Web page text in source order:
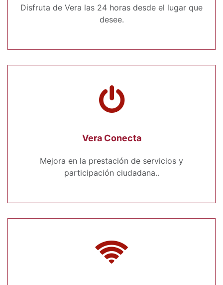
Disfruta de Vera las 24 horas desde el lugar que
desee.
Vera Conecta
Mejora en la prestación de servicios y
participación ciudadana..